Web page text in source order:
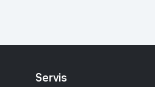
Kanselyariya
Servis